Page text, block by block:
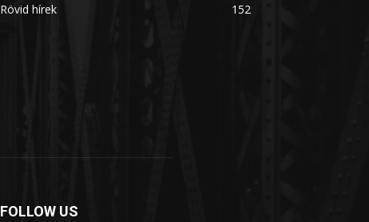
Rövid hírek
152
FOLLOW US